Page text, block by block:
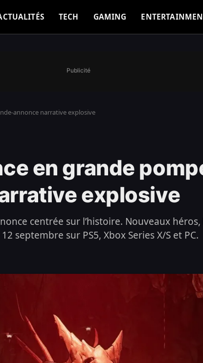
TECH GAMING
Publicité
annonce narrative explosive
en grande
explosive
centrée sur l’histoire. Nouveaux héros,
septembre sur PS5, Xbox Series X/S et PC.